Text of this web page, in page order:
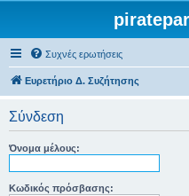
Συχνές ερωτήσεις
Ευρετήριο Δ. Συζήτησης
Σύνδεση
Όνομα μέλους:
Κωδικός πρόσβασης: